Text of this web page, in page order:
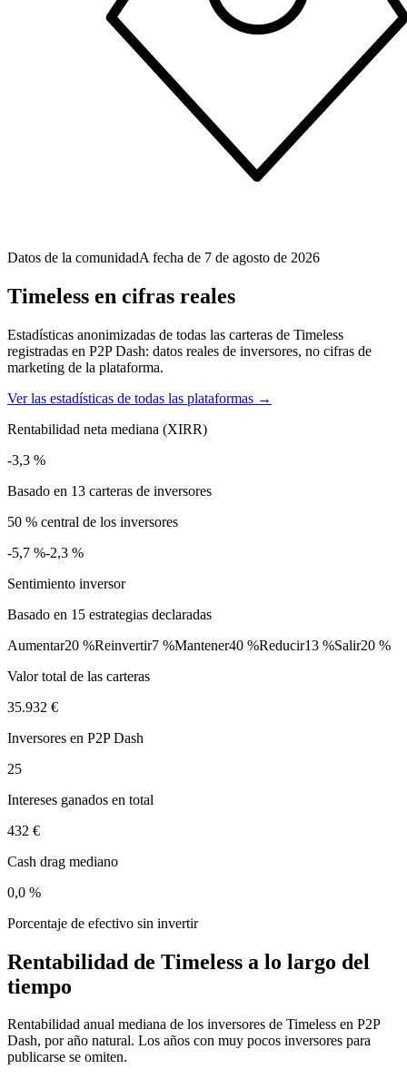
Datos de la comunidadA fecha de 7 de agosto de 2026
Timeless en cifras reales
Estadísticas anonimizadas de todas las carteras de Timeless
registradas en P2P Dash: datos reales de inversores, no cifras de
marketing de la plataforma.
Ver las estadísticas de todas las plataformas →
Rentabilidad neta mediana (XIRR)
-3,3 %
Basado en 13 carteras de inversores
50 % central de los inversores
-5,7 %-2,3 %
Sentimiento inversor
Basado en 15 estrategias declaradas
Aumentar20 %Reinvertir7 %Mantener40 %Reducir13 %Salir20 %
Valor total de las carteras
35.932 €
Inversores en P2P Dash
25
Intereses ganados en total
432 €
Cash drag mediano
0,0 %
Porcentaje de efectivo sin invertir
Rentabilidad de Timeless a lo largo del
tiempo
Rentabilidad anual mediana de los inversores de Timeless en P2P
Dash, por año natural. Los años con muy pocos inversores para
publicarse se omiten.